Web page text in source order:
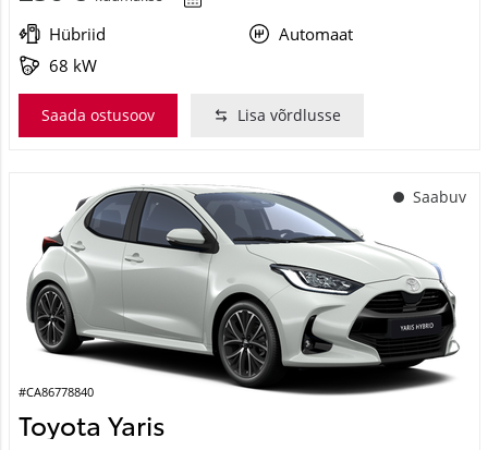
Hübriid
Automaat
68 kW
Saada ostusoov Lisa võrdlusse
Saabuv
#CA86778840
Toyota Yaris